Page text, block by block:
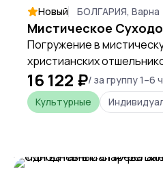
Новый БОЛГАРИЯ, Варна
Погружение в
христианских
не «галочку», а
16 122 ₽/ за группу 1–6
Культурные